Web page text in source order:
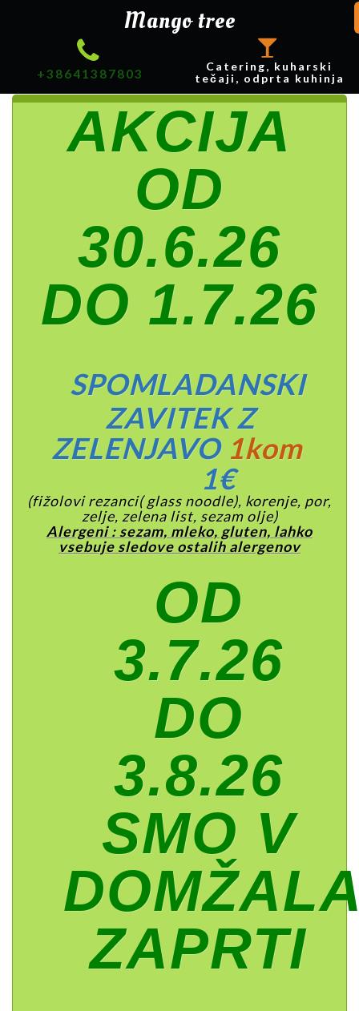
+38641387803
Mango tree
Catering, kuharski
tečaji, odprta kuhinja
AKCIJA
OD
30.6.26
DO 1.7.26
SPOMLADANSKI
ZAVITEK Z
ZELENJAVO 1kom
1€
(fižolovi rezanci( glass noodle), korenje, por,
zelje, zelena list, sezam olje)
Alergeni : sezam, mleko, gluten, lahko
vsebuje sledove ostalih alergenov
OD
3.7.26
DO
3.8.26
SMO V
ZAPRTI